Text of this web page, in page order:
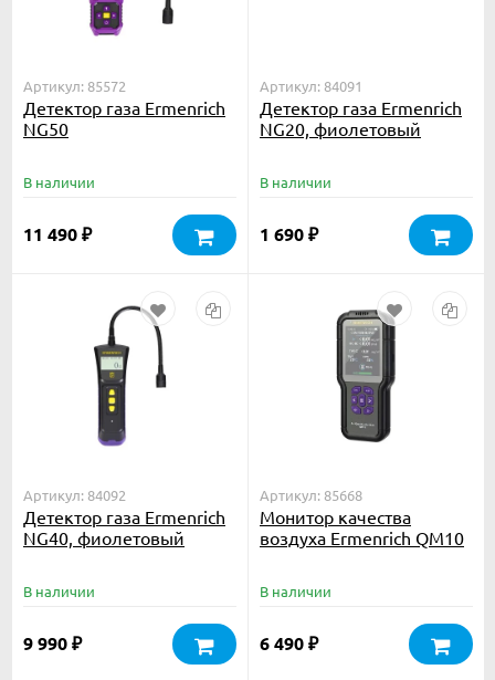
Артикул: 85572
Детектор газа Ermenrich
NG50
В наличии
11 490 ₽
Артикул: 84091
Детектор газа Ermenrich
NG20, фиолетовый
В наличии
1 690 ₽
Артикул: 84092
Детектор газа Ermenrich
NG40, фиолетовый
В наличии
9 990 ₽
Артикул: 85668
Монитор качества
воздуха Ermenrich QM10
В наличии
6 490 ₽